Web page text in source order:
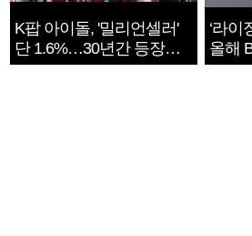
K팝 아이돌, '밀리언셀러'
단 1.6%…30년간 등장
1182개팀 전수조사
‘라이
올해
확정